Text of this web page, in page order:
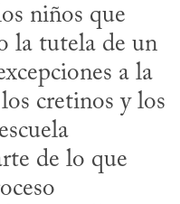
niños que
la tutela de un
a la
cretinos y los
de lo que